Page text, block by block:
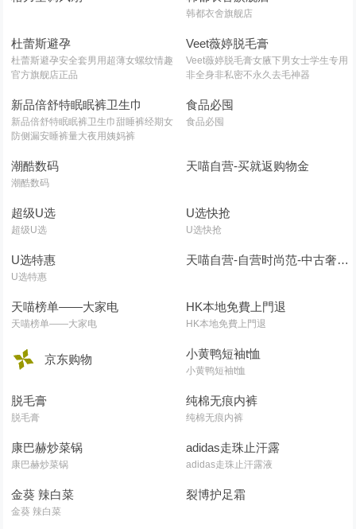
韩都衣舍旗舰店
杜蕾斯避孕
杜蕾斯避孕安全套男用超薄女螺纹情趣
官方旗舰店正品
Veet薇婷脱毛膏
Veet薇婷脱毛膏女腋下男女士学生专用
非全身非私密不永久去毛神器
新品倍舒特眠眠裤卫生巾
新品倍舒特眠眠裤卫生巾甜睡裤经期女
防侧漏安睡裤量大夜用姨妈裤
食品必囤
食品必囤
潮酷数码
潮酷数码
天喵自营-买就返购物金
超级U选
超级U选
U选快抢
U选快抢
U选特惠
U选特惠
天喵自营-自营时尚范-中古奢品淘金-真奢不贵
天喵榜单——大家电
天喵榜单——大家电
HK本地免費上門退
HK本地免費上門退
京东购物 小黄鸭短袖t恤
小黄鸭短袖t恤
脱毛膏
脱毛膏
纯棉无痕内裤
纯棉无痕内裤
康巴赫炒菜锅
康巴赫炒菜锅
adidas走珠止汗露
adidas走珠止汗露液
金葵 辣白菜
金葵 辣白菜
裂博护足霜